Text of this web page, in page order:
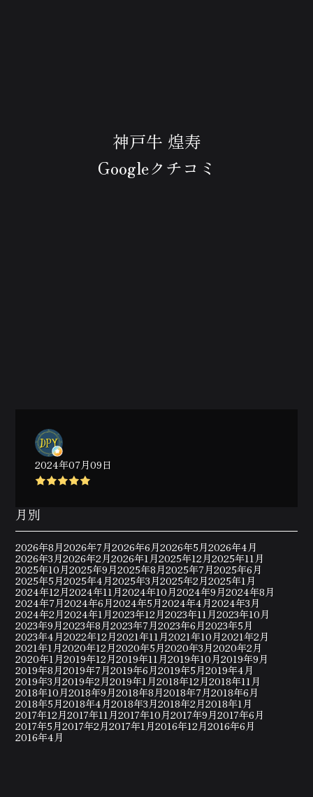
神戸牛 煌寿
Googleクチコミ
2024年07月09日
月別
2026年8月2026年7月2026年6月2026年5月2026年4月
2026年3月2026年2月2026年1月2025年12月2025年11月
2025年10月2025年9月2025年8月2025年7月2025年6月
2025年5月2025年4月2025年3月2025年2月2025年1月
2024年12月2024年11月2024年10月2024年9月2024年8月
2024年7月2024年6月2024年5月2024年4月2024年3月
2024年2月2024年1月2023年12月2023年11月2023年10月
2023年9月2023年8月2023年7月2023年6月2023年5月
2023年4月2022年12月2021年11月2021年10月2021年2月
2021年1月2020年12月2020年5月2020年3月2020年2月
2020年1月2019年12月2019年11月2019年10月2019年9月
2019年8月2019年7月2019年6月2019年5月2019年4月
2019年3月2019年2月2019年1月2018年12月2018年11月
2018年10月2018年9月2018年8月2018年7月2018年6月
2018年5月2018年4月2018年3月2018年2月2018年1月
2017年12月2017年11月2017年10月2017年9月2017年6月
2017年5月2017年2月2017年1月2016年12月2016年6月
2016年4月